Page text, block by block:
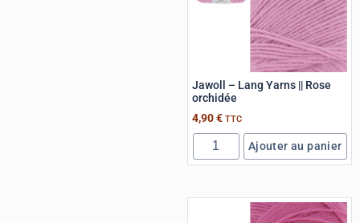
Jawoll – Lang Yarns || Rose
orchidée
4,90€ TTC
Ajouter au panier